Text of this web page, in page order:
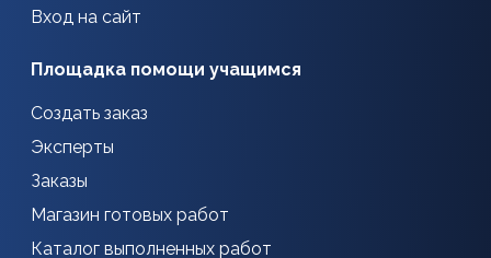
Вход на сайт
Площадка помощи учащимся
Создать заказ
Эксперты
Заказы
Магазин готовых работ
Каталог выполненных работ